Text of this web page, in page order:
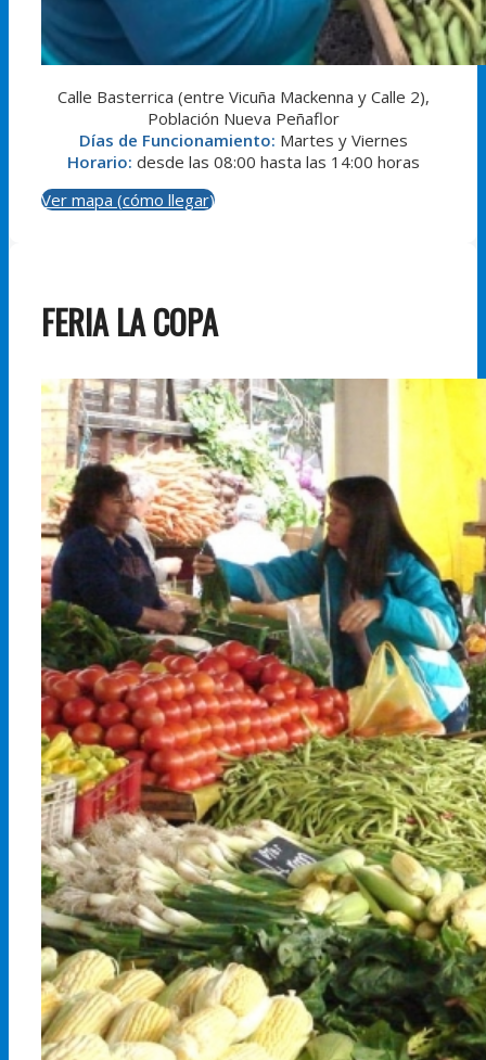
Calle Basterrica (entre Vicuña Mackenna y Calle 2),
Población Nueva Peñaflor
Días de Funcionamiento: Martes y Viernes
Horario: desde las 08:00 hasta las 14:00 horas
Ver mapa (cómo llegar)
FERIA LA COPA